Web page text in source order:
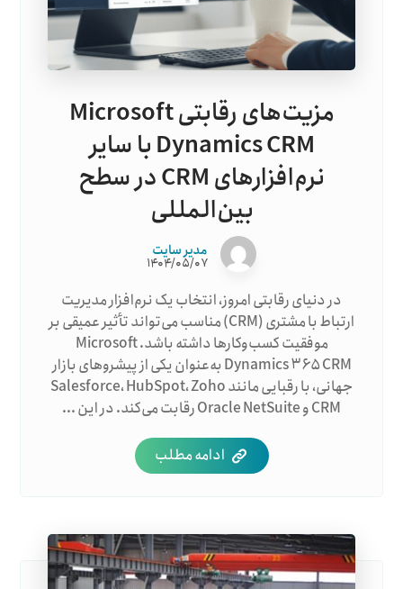
مزیت‌های رقابتی Microsoft
Dynamics CRM با سایر
نرم‌افزارهای CRM در سطح
بین‌المللی
مدیر سایت
۱۴۰۴/۰۵/۰۷
در دنیای رقابتی امروز، انتخاب یک نرم‌افزار مدیریت
ارتباط با مشتری (CRM) مناسب می‌تواند تأثیر عمیقی بر
موفقیت کسب‌وکارها داشته باشد. Microsoft
Dynamics ۳۶۵ CRM به‌عنوان یکی از پیشروهای بازار
جهانی، با رقبایی مانند Salesforce، HubSpot، Zoho
CRM و Oracle NetSuite رقابت می‌کند. در این ...
ادامه مطلب